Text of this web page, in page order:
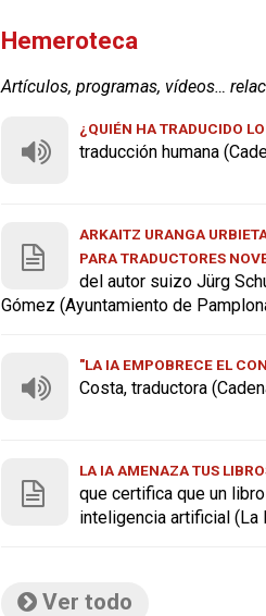
Hemeroteca
Artículos, programas, vídeos…
¿QUIÉN HA TRADUCIDO
traducción humana
ARKAITZ URANGA
PARA TRADUCTORES
del autor suizo Jürg
Gómez (Ayuntamiento de
"LA IA EMPOBRECE EL
Costa, traductora
LA IA AMENAZA TUS
que certifica que un
inteligencia artificial (La
Ver todo